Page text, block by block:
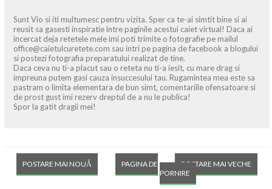
Sunt Vio si iti multumesc pentru vizita. Sper ca te-ai simtit bine si ai
reusit sa gasesti inspiratie intre paginile acestui caiet virtual! Daca ai
incercat deja retetele mele imi poti trimite o fotografie pe mailul
office@caietulcuretete.com sau intri pe pagina de facebook a blogului
si postezi fotografia preparatului realizat de tine.
Daca ceva nu ti-a placut sau o reteta nu ti-a iesit, cu mare drag si
impreuna putem gasi cauza insuccesului tau. Rugamintea mea este sa
pastram o limita elementara de bun simt, comentariile ofensatoare si
de prost gust imi rezerv dreptul de a nu le publica!
Spor la gatit dragii mei!
POSTARE MAI NOUĂ POSTARE MAI VECHE
PAGINA DE
PORNIRE